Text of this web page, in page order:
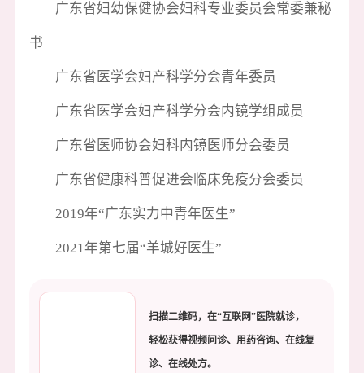
广东省妇幼保健协会妇科专业委员会常委兼秘
书
广东省医学会妇产科学分会青年委员
广东省医学会妇产科学分会内镜学组成员
广东省医师协会妇科内镜医师分会委员
广东省健康科普促进会临床免疫分会委员
2019年“广东实力中青年医生”
2021年第七届“羊城好医生”
扫描二维码，在“互联网”医院就诊，
轻松获得视频问诊、用药咨询、在线复
诊、在线处方。